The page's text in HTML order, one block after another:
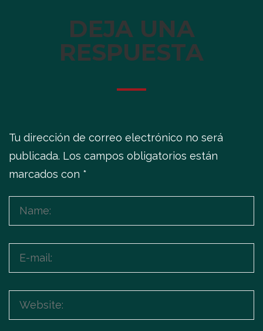
DEJA UNA
RESPUESTA
Tu dirección de correo electrónico no será
publicada. Los campos obligatorios están
marcados con *